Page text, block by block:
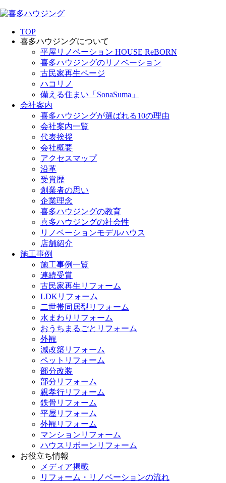
TOP
喜多ハウジングについて
平屋リノベーション HOUSE ReBORN
喜多ハウジングのリノベーション
古民家再生ページ
ハコリノ
備える住まい「SonaSuma」
会社案内
喜多ハウジングが選ばれる10の理由
会社案内一覧
代表挨拶
会社概要
アクセスマップ
沿革
受賞歴
創業者の思い
企業理念
喜多ハウジングの教育
喜多ハウジングの社会性
リノベーションモデルハウス
店舗紹介
施工事例
施工事例一覧
連続受賞
古民家再生リフォーム
LDKリフォーム
二世帯同居型リフォーム
水まわりリフォーム
おうちまるごとリフォーム
外観
減改築リフォーム
ペットリフォーム
部分改装
部分リフォーム
親孝行リフォーム
鉄骨リフォーム
平屋リフォーム
外観リフォーム
マンションリフォーム
ハウスリボーンリフォーム
お役立ち情報
メディア掲載
リフォーム・リノベーションの流れ